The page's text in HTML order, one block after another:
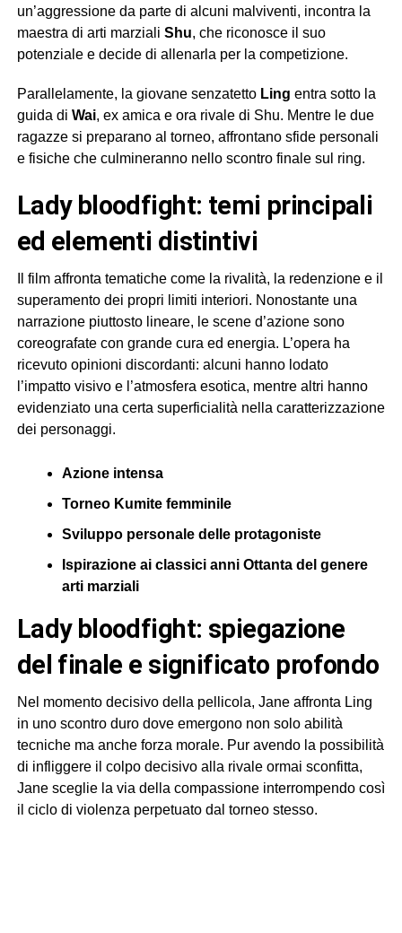
un’aggressione da parte di alcuni malviventi, incontra la
maestra di arti marziali Shu, che riconosce il suo
potenziale e decide di allenarla per la competizione.
Parallelamente, la giovane senzatetto Ling entra sotto la
guida di Wai, ex amica e ora rivale di Shu. Mentre le due
ragazze si preparano al torneo, affrontano sfide personali
e fisiche che culmineranno nello scontro finale sul ring.
lady bloodfight: temi principali
ed elementi distintivi
Il film affronta tematiche come la rivalità, la redenzione e il
superamento dei propri limiti interiori. Nonostante una
narrazione piuttosto lineare, le scene d’azione sono
coreografate con grande cura ed energia. L’opera ha
ricevuto opinioni discordanti: alcuni hanno lodato
l’impatto visivo e l’atmosfera esotica, mentre altri hanno
evidenziato una certa superficialità nella caratterizzazione
dei personaggi.
Azione intensa
Torneo Kumite femminile
Sviluppo personale delle protagoniste
Ispirazione ai classici anni Ottanta del genere
arti marziali
lady bloodfight: spiegazione
del finale e significato profondo
Nel momento decisivo della pellicola, Jane affronta Ling
in uno scontro duro dove emergono non solo abilità
tecniche ma anche forza morale. Pur avendo la possibilità
di infliggere il colpo decisivo alla rivale ormai sconfitta,
Jane sceglie la via della compassione interrompendo così
il ciclo di violenza perpetuato dal torneo stesso.